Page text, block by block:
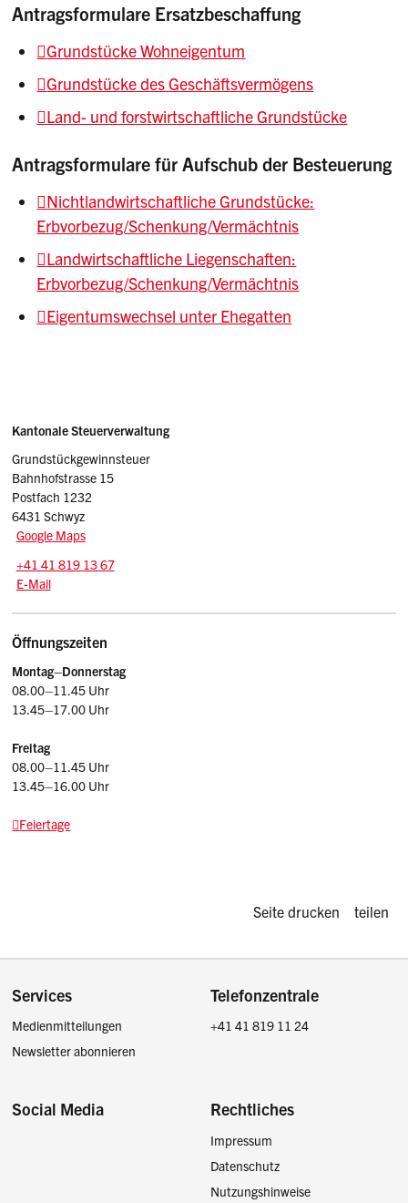
Antragsformulare Ersatzbeschaffung
Grundstücke Wohneigentum
Grundstücke des Geschäftsvermögens
Land- und forstwirtschaftliche Grundstücke
Antragsformulare für Aufschub der Besteuerung
Nichtlandwirtschaftliche Grundstücke:
Erbvorbezug/Schenkung/Vermächtnis
Landwirtschaftliche Liegenschaften:
Erbvorbezug/Schenkung/Vermächtnis
Eigentumswechsel unter Ehegatten
Sidebar
Adresse
Kantonale Steuerverwaltung
Grundstückgewinnsteuer
Bahnhofstrasse 15
Postfach 1232
6431 Schwyz
Google Maps
Tel.:
+41 41 819 13 67
E-Mail: ggst.stv
E-Mail
Öffnungszeiten
Montag–Donnerstag
08.00–11.45 Uhr
13.45–17.00 Uhr
Freitag
08.00–11.45 Uhr
13.45–16.00 Uhr
Feiertage
Diese Seite
Seite drucken teilen
Footer
Services
Medienmitteilungen
Newsletter abonnieren
Telefonzentrale
+41 41 819 11 24
Social Media Rechtliches
Impressum
Datenschutz
Nutzungshinweise